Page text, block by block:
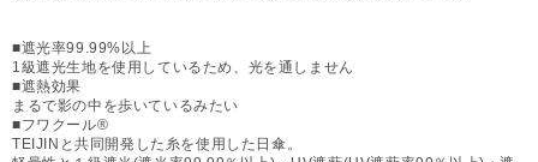
■遮光率99.99%以上
1級遮光生地を使用しているため、光を通しません
■遮熱効果
まるで影の中を歩いているみたい
■フワクール®
TEIJINと共同開発した糸を使用した日傘。